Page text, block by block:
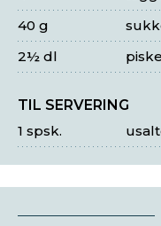
40 g
2½ dl
TIL SERVERING
1 spsk.